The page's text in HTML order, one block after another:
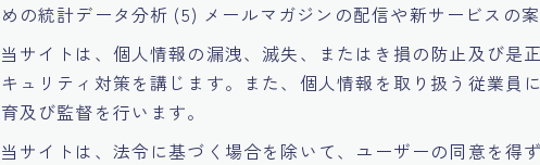
めの統計データ分析 (5) メールマガジンの配信や新サービスの
当サイトは、個人情報の漏洩、滅失、またはき損の防止及び是
キュリティ対策を講じます。また、個人情報を取り扱う従業員
育及び監督を行います。
当サイトは、法令に基づく場合を除いて、ユーザーの同意を得